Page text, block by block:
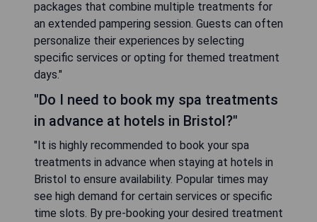
packages that combine multiple treatments for
an extended pampering session. Guests can often
personalize their experiences by selecting
specific services or opting for themed treatment
days."
"Do I need to book my spa treatments
in advance at hotels in Bristol?"
"It is highly recommended to book your spa
treatments in advance when staying at hotels in
Bristol to ensure availability. Popular times may
see high demand for certain services or specific
time slots. By pre-booking your desired treatment